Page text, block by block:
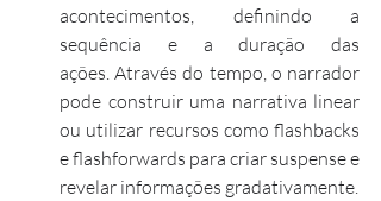
acontecimentos, definindo a
sequência e a duração das
ações. Através do tempo, o narrador
pode construir uma narrativa linear
ou utilizar recursos como flashbacks
e flashforwards para criar suspense e
revelar informações gradativamente.